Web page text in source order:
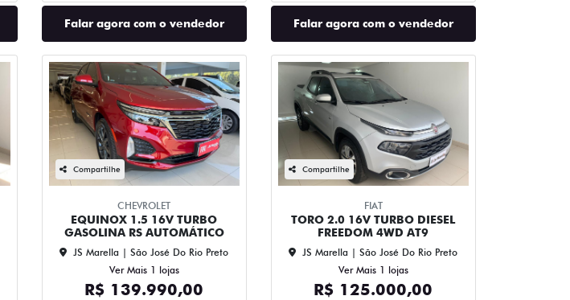
Falar agora com o vendedor Falar agora com o vendedor
Compartilhe
CHEVROLET
EQUINOX 1.5 16V TURBO
GASOLINA RS AUTOMÁTICO
JS Marella | São José Do Rio Preto
Ver Mais 1 lojas
R$ 139.990,00
Compartilhe
FIAT
TORO 2.0 16V TURBO DIESEL
FREEDOM 4WD AT9
JS Marella | São José Do Rio Preto
Ver Mais 1 lojas
R$ 125.000,00